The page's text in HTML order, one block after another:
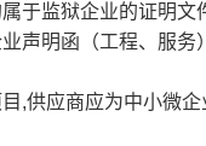
于监狱企业的证明
声明函（工程、服
,供应商应为中小微